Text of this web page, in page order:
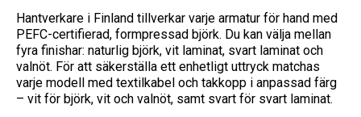
Hantverkare i Finland tillverkar varje armatur för hand med
PEFC-certifierad, formpressad björk. Du kan välja mellan
fyra finishar: naturlig björk, vit laminat, svart laminat och
valnöt. För att säkerställa ett enhetligt uttryck matchas
varje modell med textilkabel och takkopp i anpassad färg
– vit för björk, vit och valnöt, samt svart för svart laminat.